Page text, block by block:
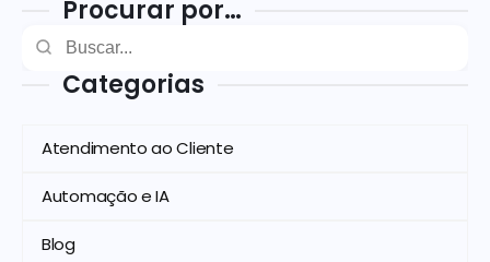
Procurar por…
Categorias
Atendimento ao Cliente
Automação e IA
Blog